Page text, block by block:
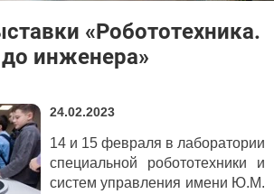
«Робототехника.
инженера»
24.02.2023
14 и 15 февраля в лаборатории
специальной робототехники и
систем управления имени Ю.М.